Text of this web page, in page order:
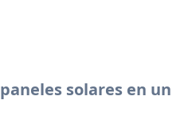
solares en un